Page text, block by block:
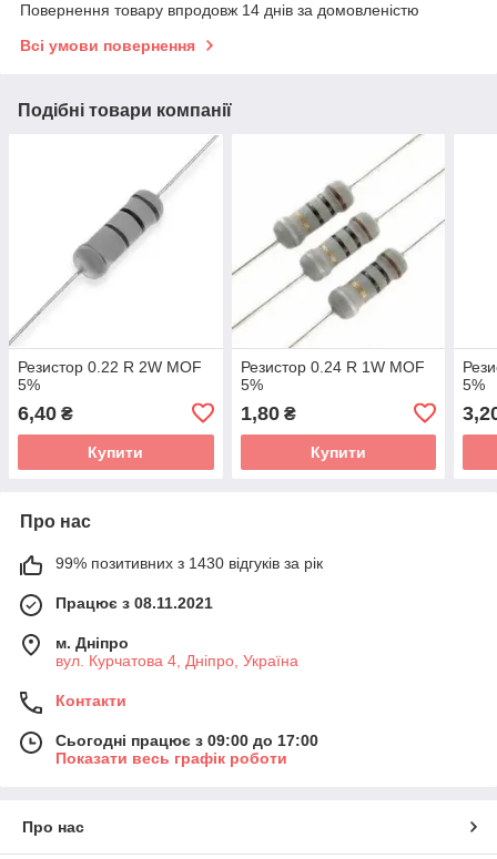
Повернення товару впродовж 14 днів за домовленістю
Всі умови повернення
Подібні товари компанії
Резистор 0.22 R 2W MOF
5%
6,40 ₴
Купити
Резистор 0.24 R 1W MOF
5%
1,80₴
Купити
5%
Про нас
99% позитивних з 1430 відгуків за рік
Працює з 08.11.2021
м. Дніпро
вул. Курчатова 4, Дніпро, Україна
Контакти
Сьогодні працює з 09:00 до 17:00
Показати весь графік роботи
Про нас